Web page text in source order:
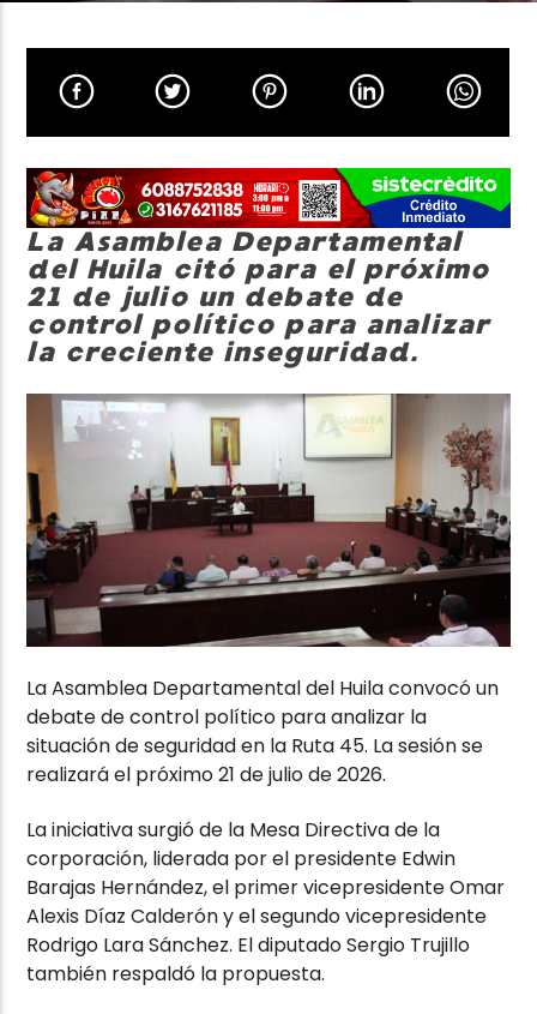
Neiva Estereo
La Asamblea Departamental
del Huila citó para el próximo
21 de julio un debate de
control político para analizar
la creciente inseguridad.
La Asamblea Departamental del Huila convocó un
debate de control político para analizar la
situación de seguridad en la Ruta 45. La sesión se
realizará el próximo 21 de julio de 2026.
La iniciativa surgió de la Mesa Directiva de la
corporación, liderada por el presidente Edwin
Barajas Hernández, el primer vicepresidente Omar
Alexis Díaz Calderón y el segundo vicepresidente
Rodrigo Lara Sánchez. El diputado Sergio Trujillo
también respaldó la propuesta.